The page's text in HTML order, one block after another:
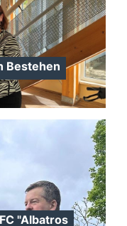
Bestehen
"Albatros